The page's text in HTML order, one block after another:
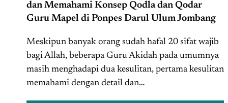
dan Memahami Konsep Qodla dan Qodar
Guru Mapel di Ponpes Darul Ulum Jombang
Meskipun banyak orang sudah hafal 20 sifat wajib
bagi Allah, beberapa Guru Akidah pada umumnya
masih menghadapi dua kesulitan, pertama kesulitan
memahami dengan detail dan…